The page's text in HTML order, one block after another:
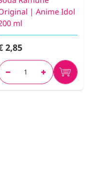
| Anime Idol
ml
2,85